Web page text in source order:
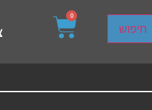
חיפושpage. Touch device
0